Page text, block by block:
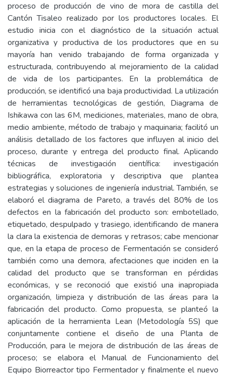
proceso de producción de vino de mora de castilla del
Cantón Tisaleo realizado por los productores locales. El
estudio inicia con el diagnóstico de la situación actual
organizativa y productiva de los productores que en su
mayoría han venido trabajando de forma organizada y
estructurada, contribuyendo al mejoramiento de la calidad
de vida de los participantes. En la problemática de
producción, se identificó una baja productividad. La utilización
de herramientas tecnológicas de gestión, Diagrama de
Ishikawa con las 6M, mediciones, materiales, mano de obra,
medio ambiente, método de trabajo y maquinaria; facilitó un
análisis detallado de los factores que influyen al inicio del
proceso, durante y entrega del producto final. Aplicando
técnicas de investigación científica: investigación
bibliográfica, exploratoria y descriptiva que plantea
estrategias y soluciones de ingeniería industrial. También, se
elaboró el diagrama de Pareto, a través del 80% de los
defectos en la fabricación del producto son: embotellado,
etiquetado, despulpado y trasiego, identificando de manera
la clara la existencia de demoras y retrasos; cabe mencionar
que, en la etapa de proceso de Fermentación se consideró
también como una demora, afectaciones que inciden en la
calidad del producto que se transforman en pérdidas
económicas, y se reconoció que existió una inapropiada
organización, limpieza y distribución de las áreas para la
fabricación del producto. Como propuesta, se planteó la
aplicación de la herramienta Lean (Metodología 5S) que
conjuntamente contiene el diseño de una Planta de
Producción, para le mejora de distribución de las áreas de
proceso; se elabora el Manual de Funcionamiento del
Equipo Biorreactor tipo Fermentador y finalmente el nuevo